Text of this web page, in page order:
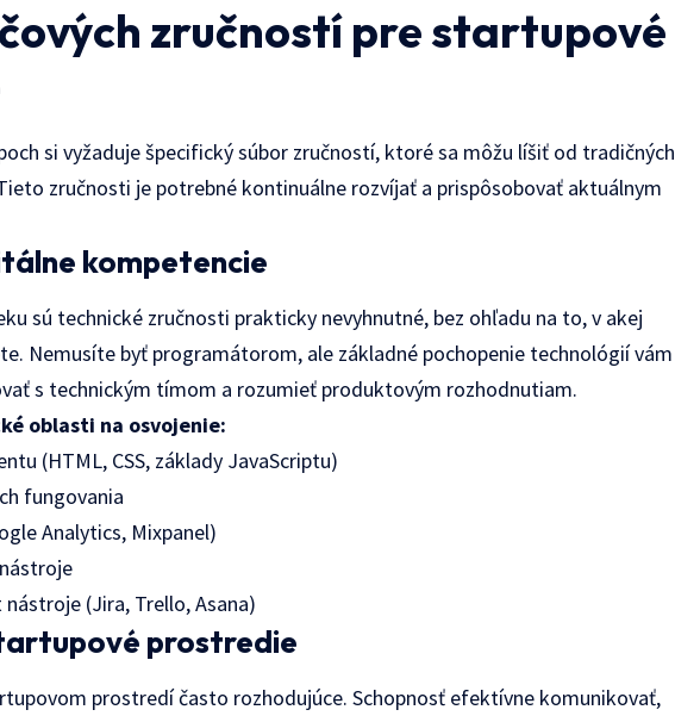
zručností pre startupové
si vyžaduje špecifický súbor zručností, ktoré sa môžu líšiť od tradičných
zručnosti je potrebné kontinuálne rozvíjať a prispôsobovať aktuálnym
kompetencie
sú technické zručnosti prakticky nevyhnutné, bez ohľadu na to, v akej
Nemusíte byť programátorom, ale základné pochopenie technológií vám
s technickým tímom a rozumieť produktovým rozhodnutiam.
oblasti na osvojenie:
(HTML, CSS, základy JavaScriptu)
fungovania
Analytics, Mixpanel)
(Jira, Trello, Asana)
prostredie
prostredí často rozhodujúce. Schopnosť efektívne komunikovať,